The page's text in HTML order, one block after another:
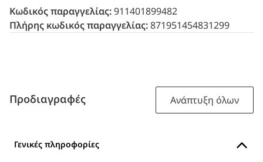
Κωδικός παραγγελίας:911401899482
Πλήρης κωδικός παραγγελίας:871951454831299
Προδιαγραφές Ανάπτυξη όλων
Γενικές πληροφορίες